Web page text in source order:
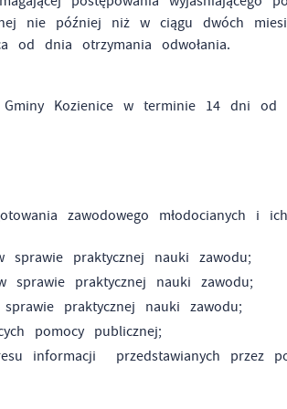
nie później niż w ciągu dwóch
od dnia otrzymania odwołania.
Gminy Kozienice w terminie 14 dni od
zawodowego młodocianych i ich
praktycznej nauki zawodu;
sprawie praktycznej nauki zawodu;
praktycznej nauki zawodu;
pomocy publicznej;
informacji przedstawianych przez